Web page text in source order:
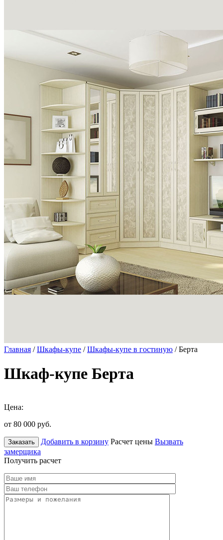
Главная /Шкафы-купе /Шкафы-купе в гостиную / Берта
Шкаф-купе Берта
Цена:
от 80 000 руб.
Заказать Добавить в корзину Расчет цены Вызвать
замерщика
Получить расчет